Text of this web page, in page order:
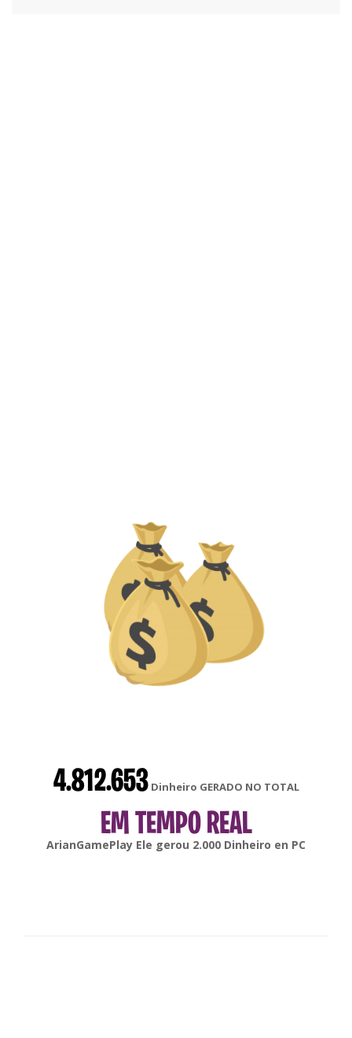
4.812.653 Dinheiro GERADO NO TOTAL
EM TEMPO REAL
gonsabellaEle gerou6.000Dinheiro enAndroid